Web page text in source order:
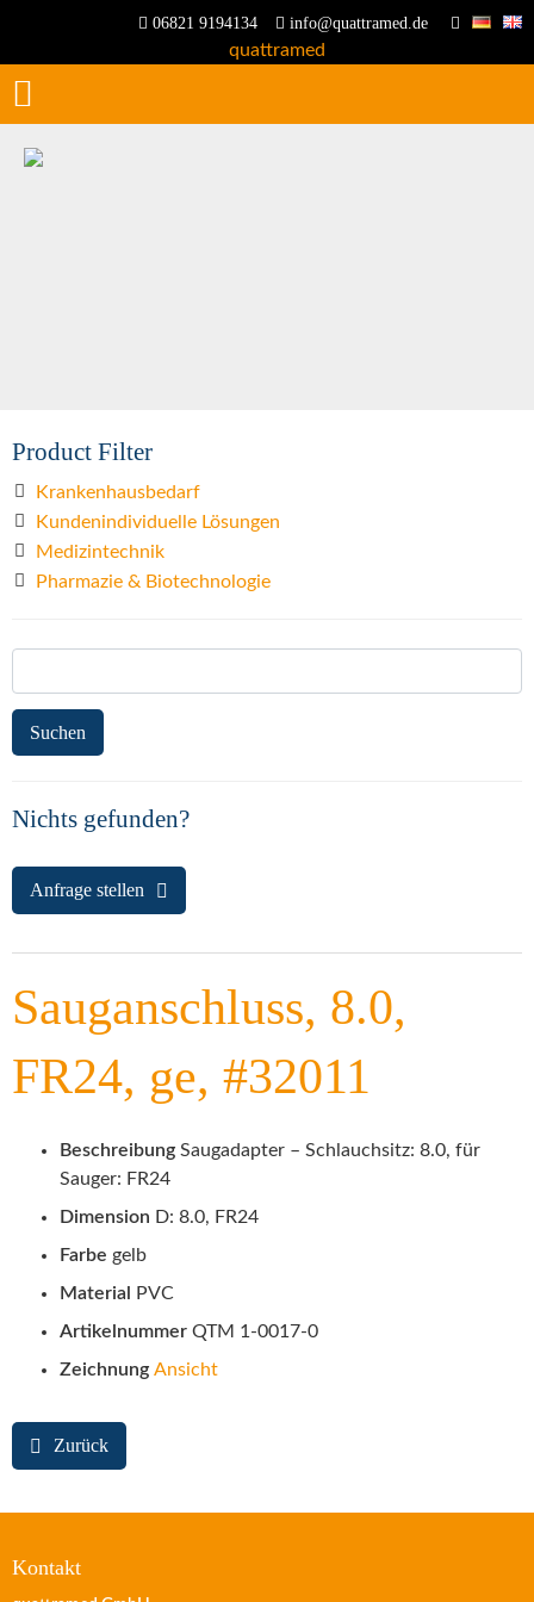
06821 9194134 info@quattramed.de
Product Filter
Krankenhausbedarf
Kundenindividuelle Lösungen
Medizintechnik
Pharmazie & Biotechnologie
Suchen
Nichts gefunden?
Anfrage stellen
Sauganschluss, 8.0,
FR24, ge, #32011
Beschreibung Saugadapter – Schlauchsitz: 8.0, für
Sauger: FR24
Dimension D: 8.0, FR24
Farbe gelb
Material
PVC
Artikelnummer QTM 1-0017-0
Zeichnung Ansicht
Zurück
Kontakt